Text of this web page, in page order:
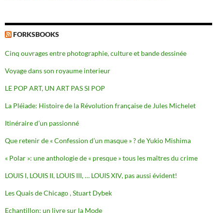
FORKSBOOKS
Cinq ouvrages entre photographie, culture et bande dessinée
Voyage dans son royaume interieur
LE POP ART, UN ART PAS SI POP
La Pléiade: Histoire de la Révolution française de Jules Michelet
Itinéraire d’un passionné
Que retenir de « Confession d’un masque » ? de Yukio Mishima
« Polar »: une anthologie de « presque » tous les maîtres du crime
LOUIS I, LOUIS II, LOUIS III, … LOUIS XIV, pas aussi évident!
Les Quais de Chicago , Stuart Dybek
Echantillon: un livre sur la Mode